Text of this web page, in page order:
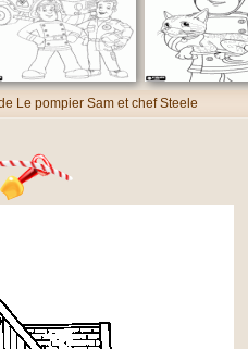
Le pompier Sam et chef Steele